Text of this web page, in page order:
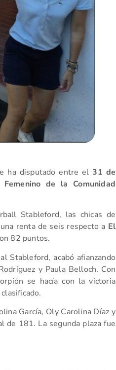
ha disputado entre el31 de
Femenino de la Comunidad
Stableford, las chicas de
renta de seis respecto a El
82 puntos.
Stableford, acabó afianzando
y Paula Belloch. Con
se hacía con la victoria
García, Oly Carolina Díaz y
de 181. La segunda plaza fue